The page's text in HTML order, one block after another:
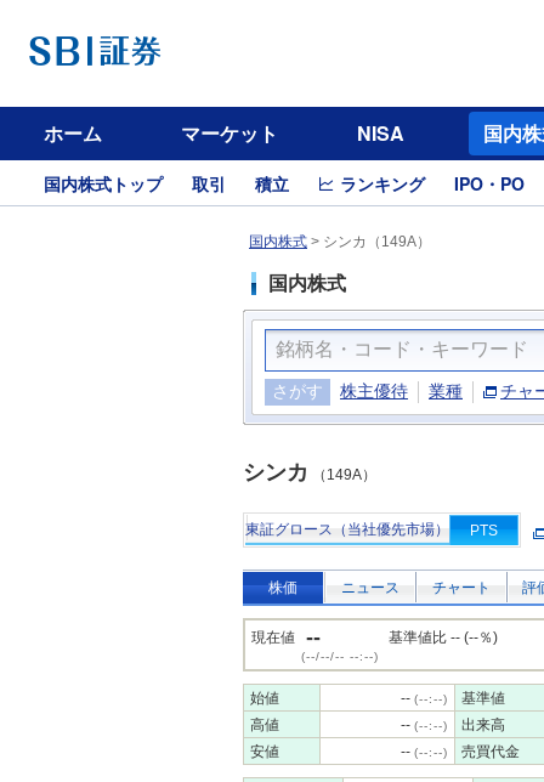
ホーム マーケット NISA 国内
国内株式トップ 取引 積立 ランキング IPO・PO
国内株式 > シンカ（149A）
国内株式
さがす 株主優待 業種 チャ
シンカ （149A）
東証グロース（当社優先市場） PTS
株価 ニュース チャート 評
現在値 --
(--/--/-- --:--)
基準値比 -- (--％)
始値 -- (--:--)
基準値
高値
-- (--:--)
出来高
安値
-- (--:--) 売買代金